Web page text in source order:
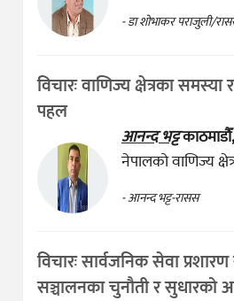
- डा शोभाकर पराजुली/
विचारः वाणिज्य क्षेत्रका
पहल
आनन्द भट्ट
नेपालको वाणिज्य
- आनन्द भट्ट-रासस
विचारः सार्वजनिक सेवा
सञ्चालनका चुनौती र सुधारको